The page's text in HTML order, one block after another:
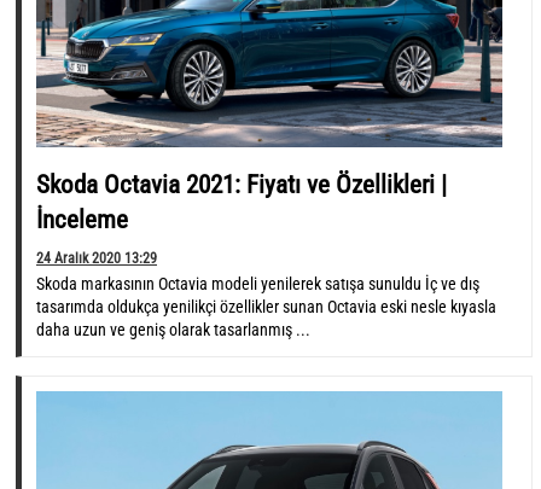
Skoda Octavia 2021: Fiyatı ve Özellikleri |
İnceleme
24 Aralık 2020 13:29
Skoda markasının Octavia modeli yenilerek satışa sunuldu İç ve dış
tasarımda oldukça yenilikçi özellikler sunan Octavia eski nesle kıyasla
daha uzun ve geniş olarak tasarlanmış ...